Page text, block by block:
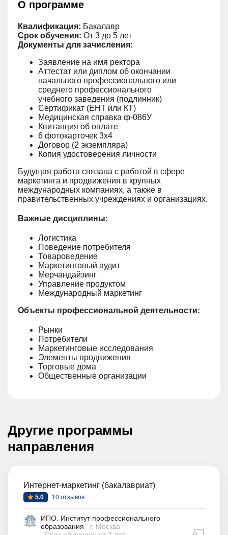
О программе
Квалификация: Бакалавр
Срок обучения: От 3 до 5 лет
Документы для зачисления:
Заявление на имя ректора
Аттестат или диплом об окончании
начального профессионального или
среднего профессионального
учебного заведения (подлинник)
Сертификат (ЕНТ или КТ)
Медицинская справка ф-086У
Квитанция об оплате
6 фотокарточек 3х4
Договор (2 экземпляра)
Копия удостоверения личности
Будущая работа связана с работой в сфере
маркетинга и продвижения в крупных
международных компаниях, а также в
правительственных учреждениях и организациях.
Важные дисциплины:
Логистика
Поведение потребителя
Товароведение
Маркетинговый аудит
Мерчандайзинг
Управление продуктом
Международный маркетинг
Объекты профессиональной деятельности:
Рынки
Потребители
Маркетинговые исследования
Элементы продвижения
Торговые дома
Общественные организации
Другие программы
направления
Интернет-маркетинг (бакалавриат)
5.0 10 отзывов
ИПО. Институт профессионального
образования
г. Москва